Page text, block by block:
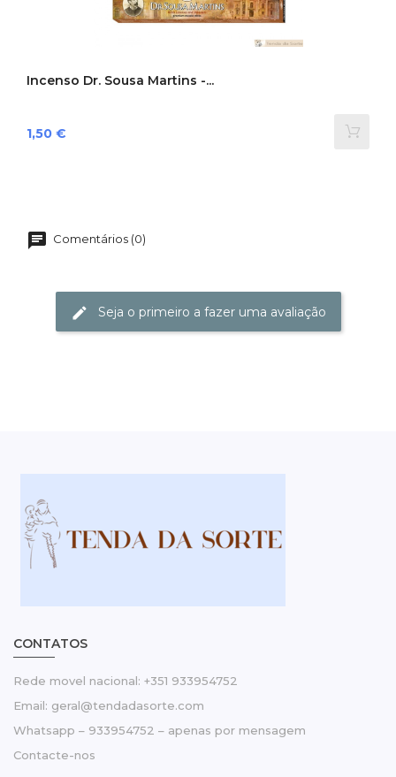
Incenso Dr. Sousa Martins -...
Preço
1,50 €
Comentários (0)
Seja o primeiro a fazer uma avaliação
CONTATOS
Rede movel nacional: +351 933954752
Email: geral@tendadasorte.com
Whatsapp – 933954752 – apenas por mensagem
Contacte-nos